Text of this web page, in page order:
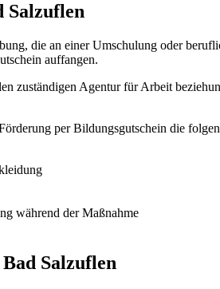
Salzuflen
die an einer Umschulung oder
auffangen.
zuständigen Agentur für Arbeit
per Bildungsgutschein die
während der Maßnahme
Salzuflen